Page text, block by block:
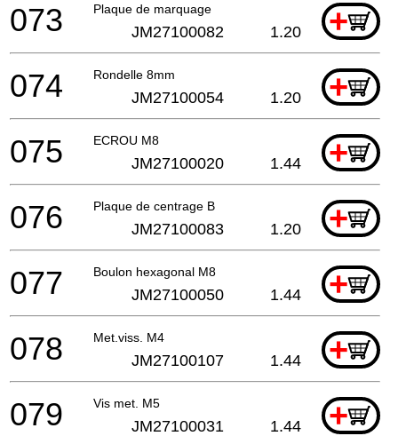
Plaque de marquage +
073 JM27100082 1.20
Rondelle 8mm +
074 JM27100054 1.20
ECROU M8 +
075 JM27100020 1.44
Plaque de centrage B +
076 JM27100083 1.20
Boulon hexagonal M8 +
077 JM27100050 1.44
Met.viss. M4 +
078 JM27100107 1.44
Vis met. M5 +
079 JM27100031 1.44